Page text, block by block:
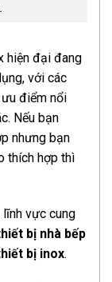
hiện đại đang
với các
điểm nổi
Nếu bạn
nhưng bạn
thích hợp thì
lĩnh vực cung
bị nhà bếp
bị inox.